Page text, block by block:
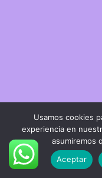
Usamos cookies
experiencia en
asumiremos
Aceptar